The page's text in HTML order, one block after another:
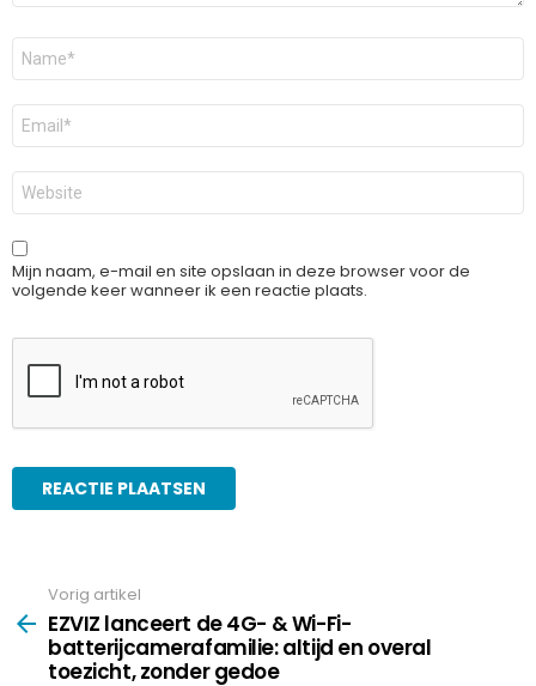
Naam
E-
mail
*
Site
Mijn naam, e-mail en site opslaan in deze browser voor de
volgende keer wanneer ik een reactie plaats.
more
Vorig artikel
EZVIZ lanceert de 4G- & Wi-Fi-
batterijcamerafamilie: altijd en overal
toezicht, zonder gedoe